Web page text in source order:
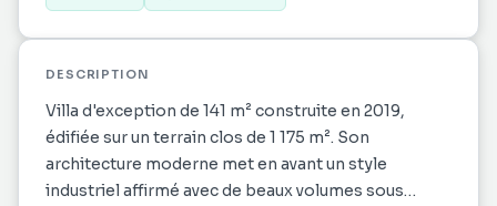
DESCRIPTION
Villa d'exception de 141 m² construite en 2019,
édifiée sur un terrain clos de 1 175 m². Son
architecture moderne met en avant un style
industriel affirmé avec de beaux volumes sous